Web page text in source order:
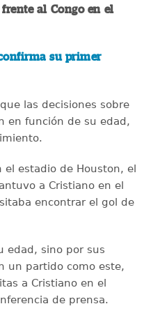
al Congo en el
su primer
las decisiones sobre
en función de su edad,
estadio de Houston, el
a Cristiano en el
encontrar el gol de
edad, sino por sus
un partido como este,
a Cristiano en el
de prensa.